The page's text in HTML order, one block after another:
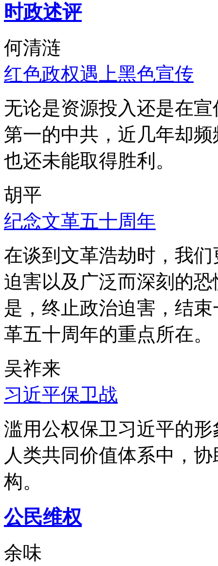
时政述评
何清涟
红色政权遇上黑色宣传
无论是资源投入还是在
第一的中共，近几年却
也还未能取得胜利。
胡平
纪念文革五十周年
在谈到文革浩劫时，我
迫害以及广泛而深刻的
是，终止政治迫害，结
革五十周年的重点所在。
吴祚来
习近平保卫战
滥用公权保卫习近平的
人类共同价值体系中，
构。
公民维权
余味